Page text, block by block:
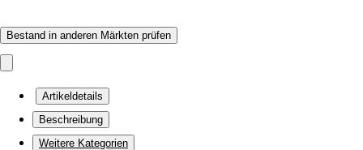
Bestand in anderen Märkten prüfen
Artikeldetails
Beschreibung
Weitere Kategorien